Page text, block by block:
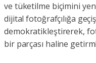
ve tüketilme biçimini
dijital fotoğrafçılığa
demokratikleştirerek,
bir parçası haline